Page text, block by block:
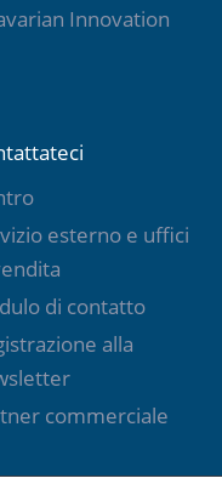
Innovation
esterno e uffici
di contatto
alla
commerciale